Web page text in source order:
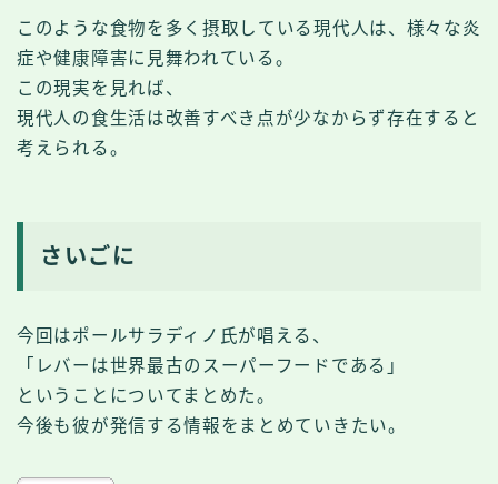
このような食物を多く摂取している現代人は、様々な炎
症や健康障害に見舞われている。
この現実を見れば、
現代人の食生活は改善すべき点が少なからず存在すると
考えられる。
さいごに
今回はポールサラディノ氏が唱える、
「レバーは世界最古のスーパーフードである」
ということについてまとめた。
今後も彼が発信する情報をまとめていきたい。